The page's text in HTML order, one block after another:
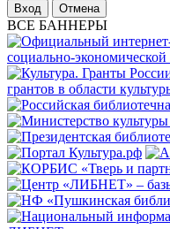
Отмена
ВСЕ БАННЕРЫ